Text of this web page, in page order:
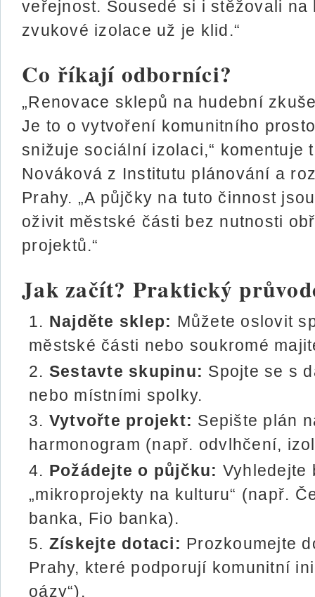
veřejnost. Sousedé si i stěžovali
zvukové izolace už je klid.“
Co říkají odborníci?
„Renovace sklepů na hudební
Je to o vytvoření komunitního
snižuje sociální izolaci,“ komentuje
Nováková z Institutu plánování a
Prahy. „A půjčky na tuto činnost
oživit městské části bez nutnosti
projektů.“
Jak začít? Praktický
Najděte sklep: Můžete oslovit
městské části nebo soukromé
Sestavte skupinu: Spojte se s
nebo místními spolky.
Vytvořte projekt: Sepište plán
harmonogram (např. odvlhčení,
Požádejte o půjčku: Vyhledejte
„mikroprojekty na kulturu“ (např.
banka, Fio banka).
Získejte dotaci: Prozkoumejte
Prahy, které podporují komunitní
oázy“).